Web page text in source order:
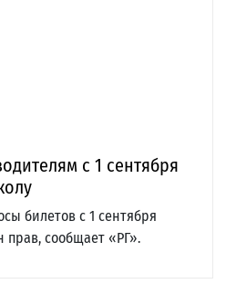
с 1 сентября
билетов с 1 сентября
прав, сообщает «РГ».